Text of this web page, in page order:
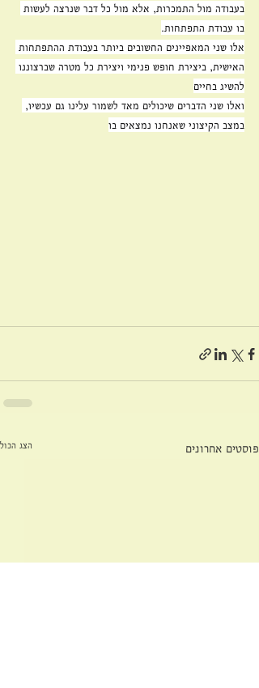
בעבודה מול התמכרות, אלא מול כל דבר שנרצה לעשות
בו עבודת התפתחות.
אלו שני המאפיינים החשובים ביותר בעבודת ההתפתחות
האישית, ביצירת חופש פנימי ויצירת כל מטרה שברצוננו
להשיג בחיים
ואלו שני הדברים שיכולים מאד לשמור עלינו גם עכשיו,
במצב הקיצוני שאנחנו נמצאים בו
פוסטים אחרונים הצג הכול